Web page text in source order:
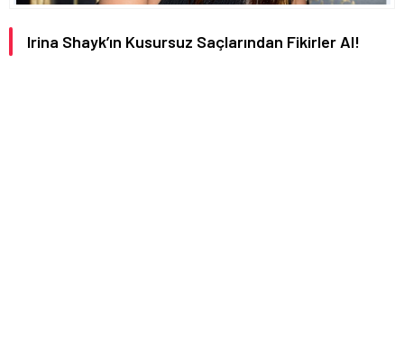
Irina Shayk’ın Kusursuz Saçlarından Fikirler Al!